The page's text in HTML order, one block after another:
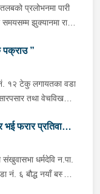
प्रलोभनमा पारी
समयसम्म झुक्यानमा राखि
काठमाडौं
तथा आवश्यक
पठाईएको ।
कुमार के.सी.
टोखा न.पा. वडा
:-
०४/१४ गते ।
संख्या
पक्राउ ”
नं. १२ टेकु लगायतका वडा
तथा वेचविखन
जिल्ला काठमाण्डौं
नम्बरको स्कुटर रोकी
रहेको लागु औषध खैरो
औषध नियन्त्रण ऐन,
फरार प्रतिवादी
संखुवासभा धर्मदेवि न.पा.
नं. ६ बौद्ध नयाँ बस्ती